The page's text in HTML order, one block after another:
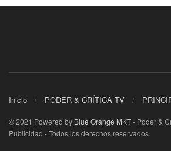
Inicio PODER & CRÍTICA TV
© 2021 Powered by Blue Orange MKT- Poder &
Publicidad - Todos los derechos reservados